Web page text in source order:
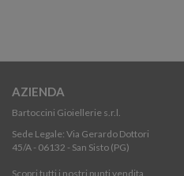
AZIENDA
Bartoccini Gioiellerie s.r.l.
Sede Legale: Via Gerardo Dottori
45/A - 06132 - San Sisto (PG)
Scopri tutti i nostri punti vendita